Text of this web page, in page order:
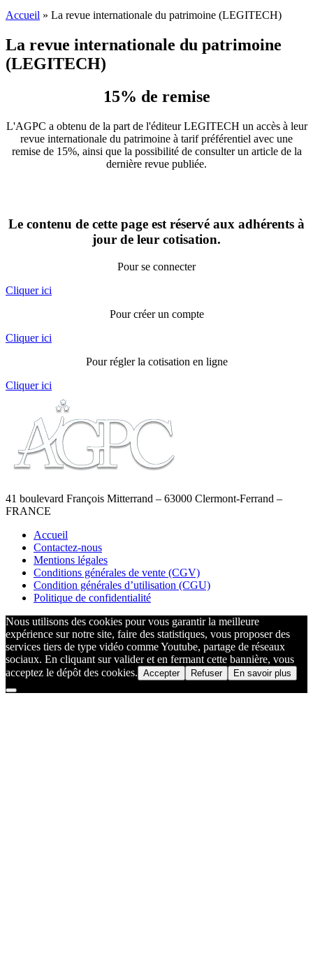
Accueil » La revue internationale du patrimoine (LEGITECH)
La revue internationale du patrimoine
(LEGITECH)
15% de remise
L'AGPC a obtenu de la part de l'éditeur LEGITECH un accès à leur
revue internationale du patrimoine à tarif préférentiel avec une
remise de 15%, ainsi que la possibilité de consulter un article de la
dernière revue publiée.
Le contenu de cette page est réservé aux adhérents à
jour de leur cotisation.
Pour se connecter
Cliquer ici
Pour créer un compte
Cliquer ici
Pour régler la cotisation en ligne
Cliquer ici
41 boulevard François Mitterrand – 63000 Clermont-Ferrand –
FRANCE
Accueil
Contactez-nous
Mentions légales
Conditions générales de vente (CGV)
Condition générales d’utilisation (CGU)
Politique de confidentialité
Nous utilisons des cookies pour vous garantir la meilleure
expérience sur notre site, faire des statistiques, vous proposer des
services tiers de type vidéo comme Youtube, partage de réseaux
sociaux. En cliquant sur valider et en fermant cette bannière, vous
acceptez le dépôt des cookies. Accepter Refuser En savoir plus